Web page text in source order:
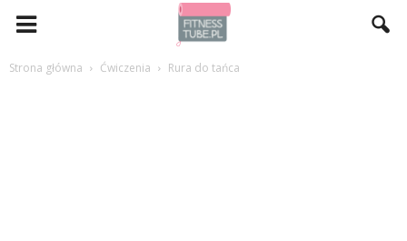
Strona główna Ćwiczenia Rura do tańca